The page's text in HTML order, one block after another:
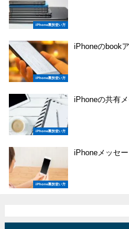
iPhone裏技使い方
iPhone裏技使い方
iPhoneのbook
iPhone裏技使い方
iPhoneの共有
iPhone裏技使い方
iPhoneメッセ